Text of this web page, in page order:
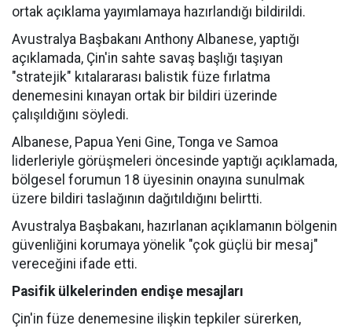
ortak açıklama yayımlamaya hazırlandığı bildirildi.
Avustralya Başbakanı Anthony Albanese, yaptığı
açıklamada, Çin'in sahte savaş başlığı taşıyan
"stratejik" kıtalararası balistik füze fırlatma
denemesini kınayan ortak bir bildiri üzerinde
çalışıldığını söyledi.
Albanese, Papua Yeni Gine, Tonga ve Samoa
liderleriyle görüşmeleri öncesinde yaptığı açıklamada,
bölgesel forumun 18 üyesinin onayına sunulmak
üzere bildiri taslağının dağıtıldığını belirtti.
Avustralya Başbakanı, hazırlanan açıklamanın bölgenin
güvenliğini korumaya yönelik "çok güçlü bir mesaj"
vereceğini ifade etti.
Pasifik ülkelerinden endişe mesajları
Çin'in füze denemesine ilişkin tepkiler sürerken,